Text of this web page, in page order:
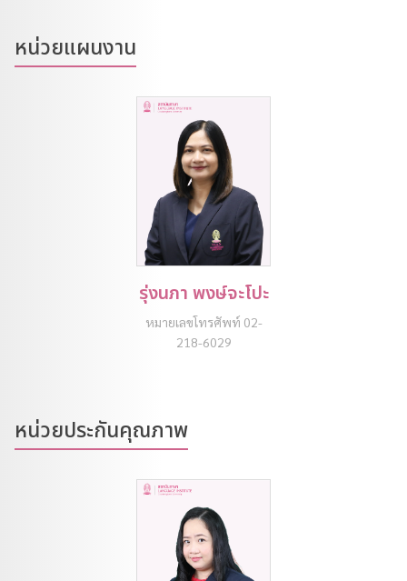
หน่วยแผนงาน
รุ่งนภา พงษ์จะโปะ
หมายเลขโทรศัพท์ 02-
218-6029
หน่วยประกันคุณภาพ